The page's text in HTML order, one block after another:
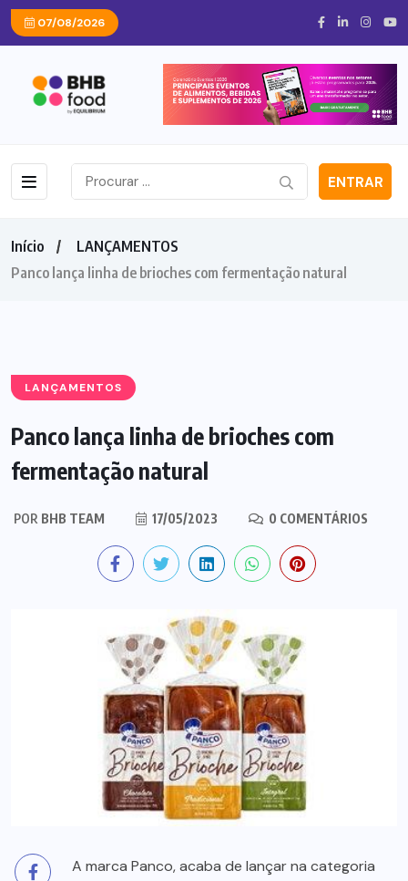
07/08/2026
ENTRAR
Início
LANÇAMENTOS
Panco lança linha de brioches com fermentação natural
LANÇAMENTOS
Panco lança linha de brioches com
fermentação natural
POR BHB TEAM 17/05/2023 0 COMENTÁRIOS
A marca Panco, acaba de lançar na categoria